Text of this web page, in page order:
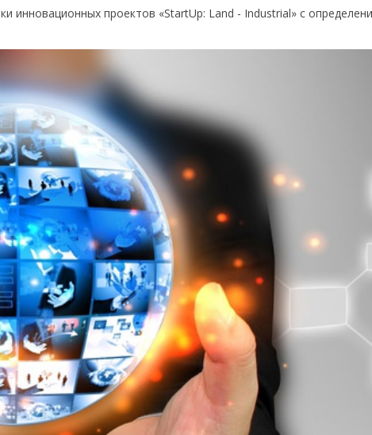
инновационных проектов «StartUp: Land - Industrial» с